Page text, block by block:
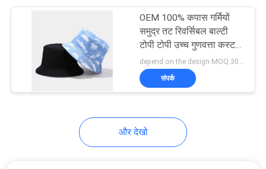
मछुआरा बाल्टी टोपी
बुनना बेनी सलाम
OEM 100% कपास गर्मियों
समुद्र तट रिवर्सिबल बाल्टी
टोपी टोपी उच्च गुणवत्ता कस्टम
डबल पक्षी मछुआरे टोपी
depend on the design MOQ:300PCS/STYLE/COLOR/SIZE
संपर्क
और देखो